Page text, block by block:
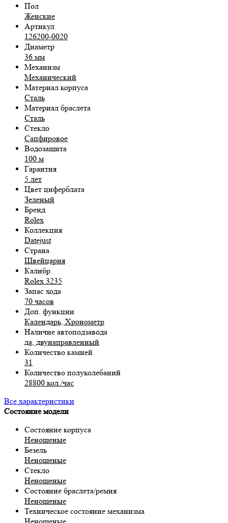
Пол
Женские
Артикул
126200-0020
Диаметр
36 мм
Механизм
Механический
Материал корпуса
Сталь
Материал браслета
Сталь
Стекло
Сапфировое
Водозащита
100 м
Гарантия
5 лет
Цвет циферблата
Зеленый
Бренд
Rolex
Коллекция
Datejust
Страна
Швейцария
Калибр
Rolex 3235
Запас хода
70 часов
Доп. функции
Календарь, Хронометр
Наличие автоподзавода
да, двунаправленный
Количество камней
31
Количество полуколебаний
28800 кол./час
Все характеристики
Состояние модели
Состояние корпуса
Неношеные
Безель
Неношеные
Стекло
Неношеные
Состояние браслета/ремня
Неношеные
Техническое состояние механизма